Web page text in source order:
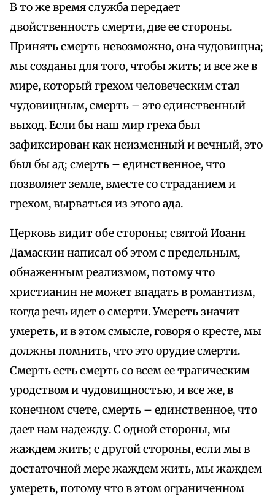
В то же время служба передает
двойственность смерти, две ее стороны.
Принять смерть невозможно, она чудовищна;
мы созданы для того, чтобы жить; и все же в
мире, который грехом человеческим стал
чудовищным, смерть – это единственный
выход. Если бы наш мир греха был
зафиксирован как неизменный и вечный, это
был бы ад; смерть – единственное, что
позволяет земле, вместе со страданием и
грехом, вырваться из этого ада.
Церковь видит обе стороны; святой Иоанн
Дамаскин написал об этом с предельным,
обнаженным реализмом, потому что
христианин не может впадать в романтизм,
когда речь идет о смерти. Умереть значит
умереть, и в этом смысле, говоря о кресте, мы
должны помнить, что это орудие смерти.
Смерть есть смерть со всем ее трагическим
уродством и чудовищностью, и все же, в
конечном счете, смерть – единственное, что
дает нам надежду. С одной стороны, мы
жаждем жить; с другой стороны, если мы в
достаточной мере жаждем жить, мы жаждем
умереть, потому что в этом ограниченном